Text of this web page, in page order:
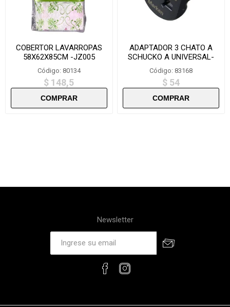
COBERTOR LAVARROPAS
58X62X85CM -JZ005
Código: 80134
$ 148,5
ADAPTADOR 3 CHATO A
SCHUCKO A UNIVERSAL-
L2845 16A
Código: 83168
$ 54
Newsletter